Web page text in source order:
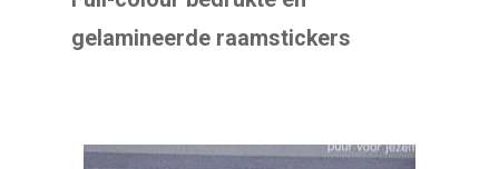
gelamineerde raamstickers